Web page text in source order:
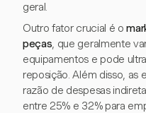
geral.
Outro fator crucial é o
peças, que geralmente
equipamentos e pode
reposição. Além disso, as
razão de despesas
entre 25% e 32% para